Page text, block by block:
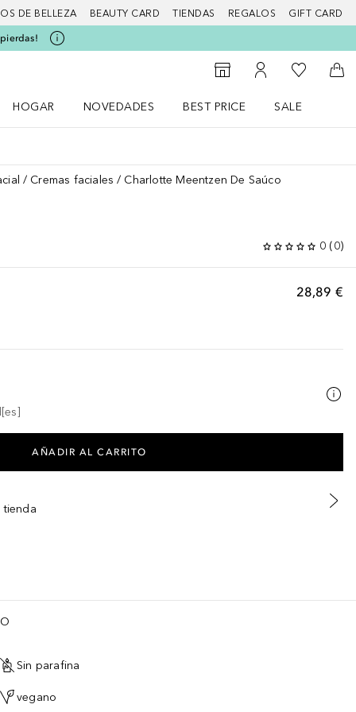
DE BELLEZA BEAUTY CARD TIENDAS REGALOS GIFT CARD
Al Storefinder
Mi cuenta
Mi lista de
A
HOGAR
NOVEDADES
BEST PRICE
SALE
Cremas faciales Charlotte Meentzen De Saúco
0 (0)
28,89 €
AÑADIR AL CARRITO
tienda
Sin parafina
vegano